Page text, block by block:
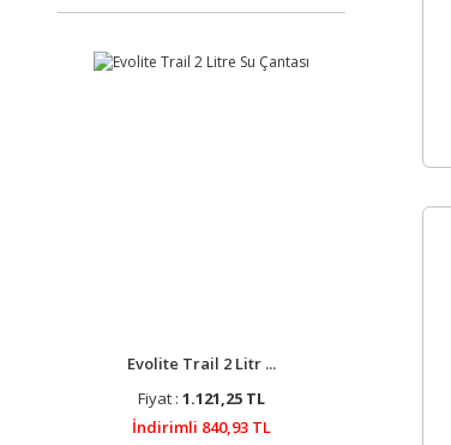
Evolite Trail 2 Litr ...
Fiyat : 1.121,25 TL
İndirimli 840,93 TL